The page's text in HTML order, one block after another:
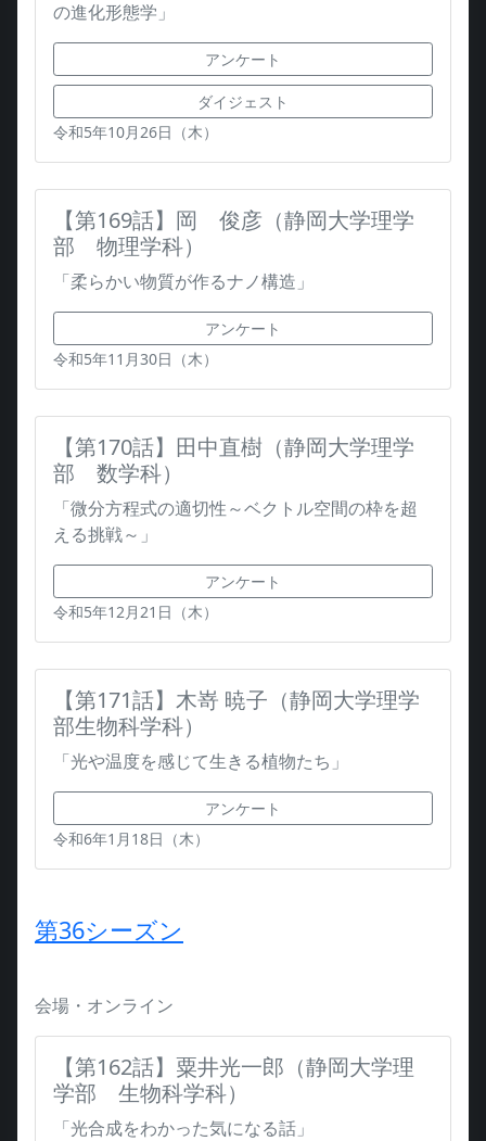
の進化形態学」
アンケート
ダイジェスト
令和5年10月26日（木）
【第169話】岡 俊彦（静岡大学理学
部 物理学科）
「柔らかい物質が作るナノ構造」
アンケート
令和5年11月30日（木）
【第170話】田中直樹（静岡大学理学
部 数学科）
「微分方程式の適切性～ベクトル空間の枠を超
える挑戦～」
アンケート
令和5年12月21日（木）
【第171話】木嵜 暁子（静岡大学理学
部生物科学科）
「光や温度を感じて生きる植物たち」
アンケート
令和6年1月18日（木）
第36シーズン
会場・オンライン
【第162話】粟井光一郎（静岡大学理
学部 生物科学科）
「光合成をわかった気になる話」